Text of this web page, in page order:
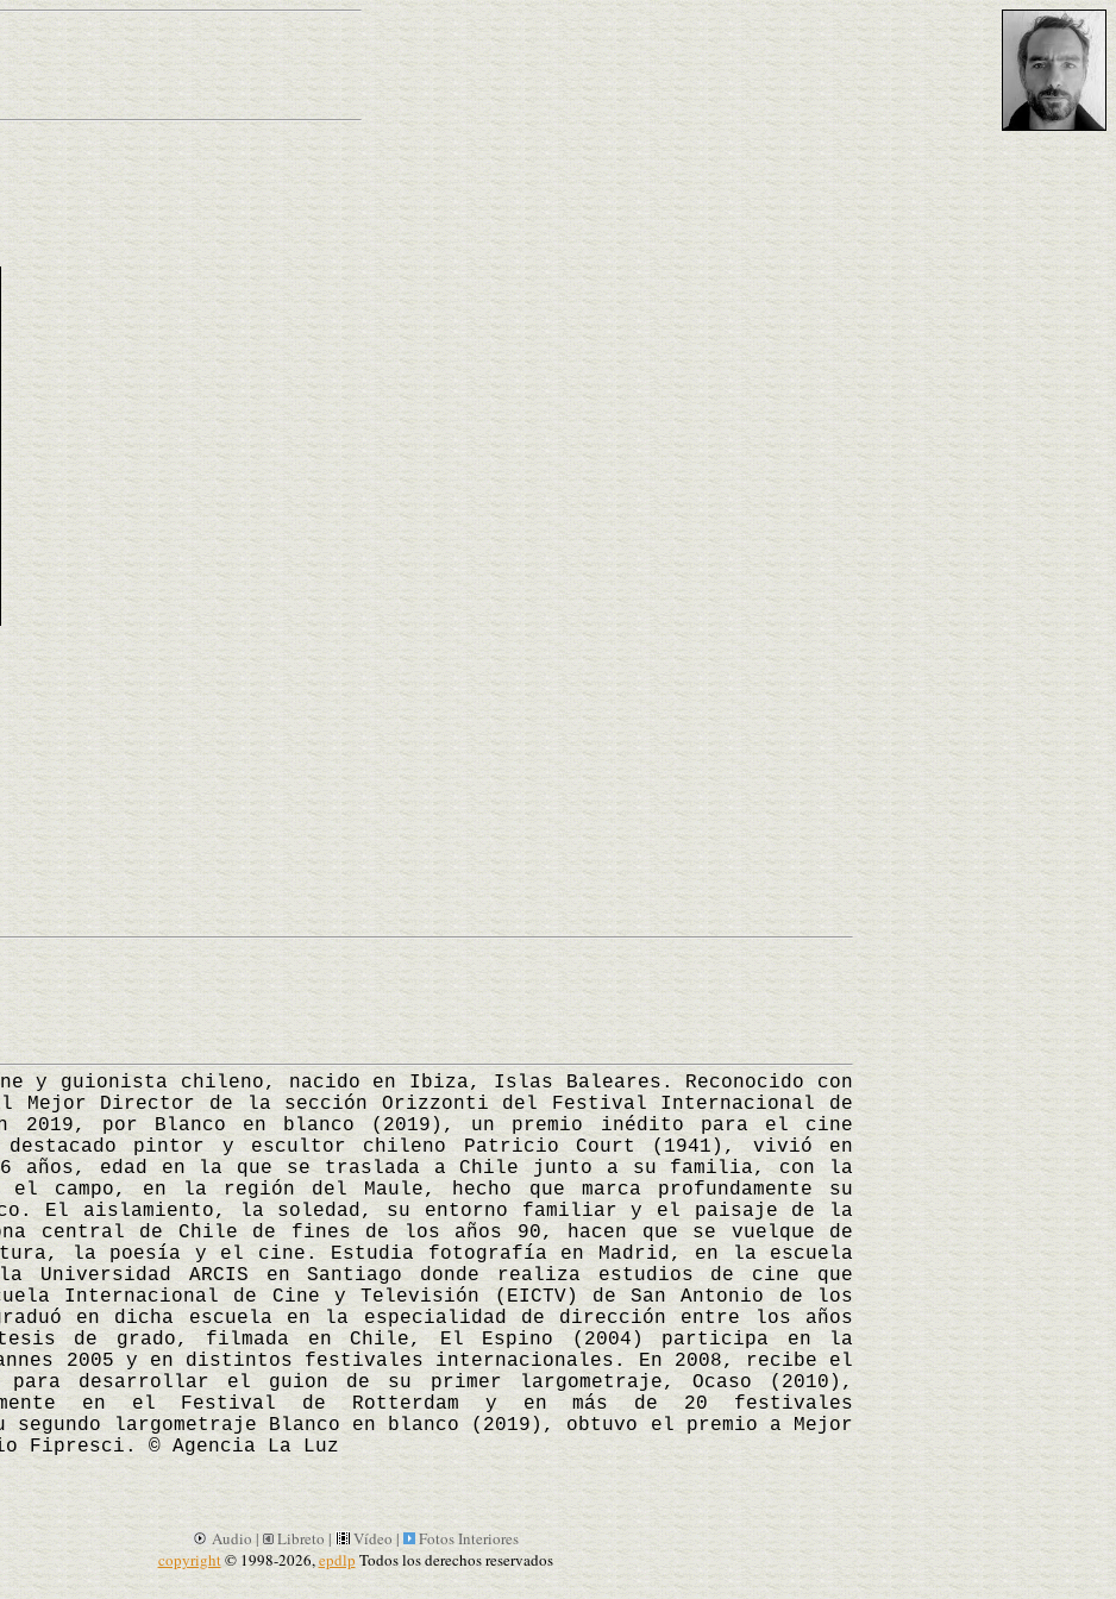
guionista chileno, nacido en Ibiza, Islas Baleares. Reconocido con
Mejor Director de la sección Orizzonti del Festival Internacional de
2019, por Blanco en blanco (2019), un premio inédito para el cine
pintor y escultor chileno Patricio Court (1941), vivió en
años, edad en la que se traslada a Chile junto a su familia, con la
campo, en la región del Maule, hecho que marca profundamente su
El aislamiento, la soledad, su entorno familiar y el paisaje de la
central de Chile de fines de los años 90, hacen que se vuelque de
la poesía y el cine. Estudia fotografía en Madrid, en la escuela
Universidad ARCIS en Santiago donde realiza estudios de cine que
Internacional de Cine y Televisión (EICTV) de San Antonio de los
en dicha escuela en la especialidad de dirección entre los años
de grado, filmada en Chile, El Espino (2004) participa en la
2005 y en distintos festivales internacionales. En 2008, recibe el
para desarrollar el guion de su primer largometraje, Ocaso (2010),
en el Festival de Rotterdam y en más de 20 festivales
segundo largometraje Blanco en blanco (2019), obtuvo el premio a Mejor
Fipresci. © Agencia La Luz
Audio | Libreto | Vídeo |
Fotos Interiores
copyright© 1998-2026,epdlp Todos los derechos reservados